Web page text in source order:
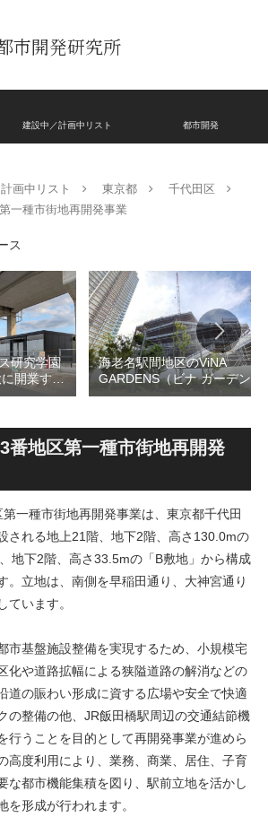
市開発研究所
建設中／計画中リスト 都市開発
画中リスト 東京都
千代田区
一種市街地再開発事業
ス
研究学園
開業する
横
業ビル建
前商業地
海老名駅間地区のViNA
GARDENS（ビナ ガーデン
ズ）で建設中の「（仮称）フ
テル温浴棟」2026年夏時点建
設状況！！天然温泉のほか子
育て・ペット関連の複合施設
番地区第一種市街地再開発
一種市街地再開発事業は、東京都千代田
される地上21階、地下2階、高さ130.0mの
地下2階、高さ33.5mの「B敷地」から構成
。立地は、南側を早稲田通り、大神宮通り
ています。
市基盤施設整備を実現するため、小規模宅
化や道路拡幅による狭隘道路の解消などの
道の賑わい形成に資する広場や安全で快適
の整備の他、JR飯田橋駅周辺の交通結節機
行うことを目的として再開発事業が進めら
高度利用により、業務、商業、居住、子育
な都市機能集積を図り、駅前立地を活かし
を形成が行われます。